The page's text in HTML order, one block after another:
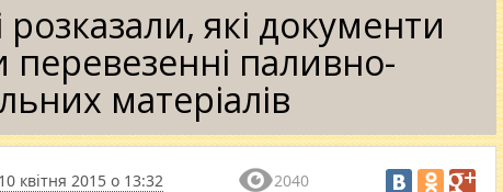
які документи
перевезенні паливно-
матеріалів
10 квітня 2015 о 13:32 2040